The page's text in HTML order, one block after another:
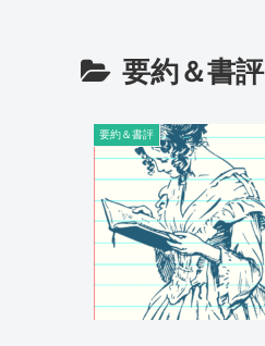
要約＆書評
要約＆書評